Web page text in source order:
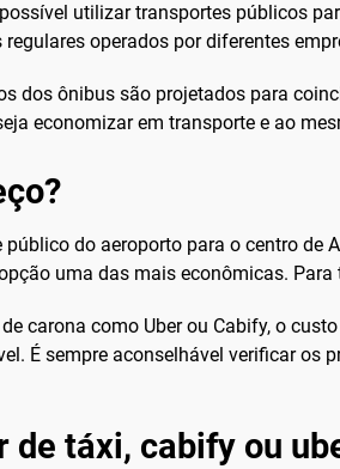
utilizar transportes públicos
operados por diferentes
dos ônibus são projetados para
economizar em transporte e ao
público do aeroporto para o centro de
uma das mais econômicas.
carona como Uber ou Cabify, o
É sempre aconselhável verificar os
de táxi, cabify ou